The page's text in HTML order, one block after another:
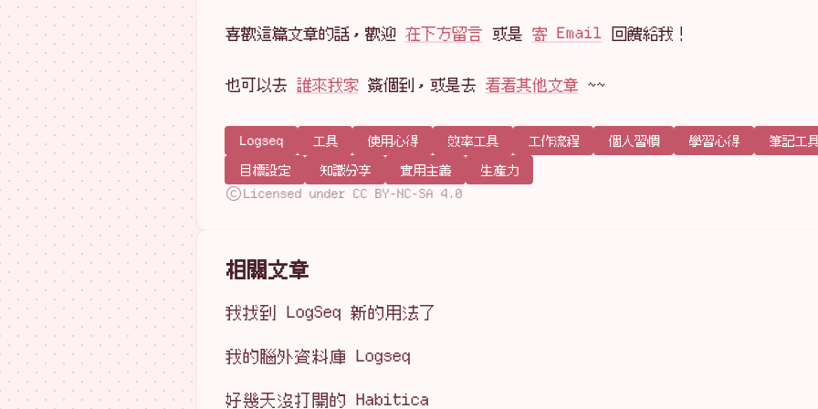
喜歡這篇文章的話，歡迎 在下方留言或是 寄 Email回饋給我！
也可以去 誰來我家簽個到，或是去 看看其他文章~~
Logseq 工具 使用心得 效率工具 工作流程 個人習慣 學習心得
筆記工
目標設定
知識分享 實用主義
生產力
Licensed under CC BY-NC-SA 4.0
相關文章
我找到 LogSeq 新的用法了
我的腦外資料庫 Logseq
好幾天沒打開的 Habitica